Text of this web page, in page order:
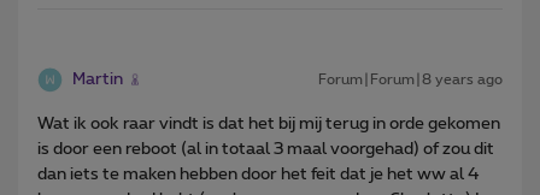
Martin Forum|Forum|8 years ago
Wat ik ook raar vindt is dat het bij mij terug in orde gekomen
is door een reboot (al in totaal 3 maal voorgehad) of zou dit
dan iets te maken hebben door het feit dat je het ww al 4